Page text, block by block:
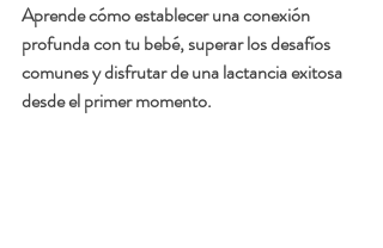
Aprende cómo establecer una conexión
profunda con tu bebé, superar los desafíos
comunes y disfrutar de una lactancia exitosa
desde el primer momento.